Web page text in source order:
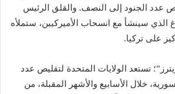
عدد الجنود إلى النصف. والقلق الرئيس
الذي سينشأ مع انسحاب الأميركيين، ستملأه
على تركيا.
تستعد الولايات المتحدة لتقليص عدد
خلال الأسابيع والأشهر المقبلة، من